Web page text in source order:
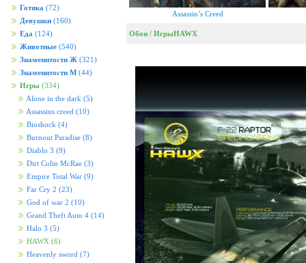
Готика (72)
Девушки (160)
Еда (124)
Животные (540)
Знаменитости Ж (321)
Знаменитости М (44)
Игры (334)
Alone in the dark (5)
Assassins creed (10)
Bioshock (4)
Burnout Paradise (8)
Diablo 3 (9)
Dirt Colin McRae (3)
Empire Total War (9)
Far Cry 2 (23)
God of war 2 (10)
Grand Theft Auto 4 (14)
Halo 3 (5)
HAWX (6)
Heavenly sword (7)
Assassin’s Creed
Обои / ИгрыHAWX